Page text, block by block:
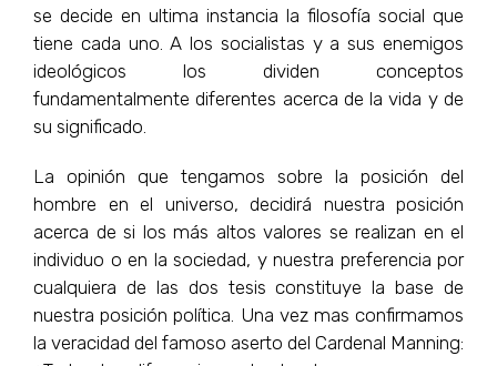
se decide en ultima instancia la filosofía social que
tiene cada uno. A los socialistas y a sus enemigos
ideológicos los dividen conceptos
fundamentalmente diferentes acerca de la vida y de
su significado.
La opinión que tengamos sobre la posición del
hombre en el universo, decidirá nuestra posición
acerca de si los más altos valores se realizan en el
individuo o en la sociedad, y nuestra preferencia por
cualquiera de las dos tesis constituye la base de
nuestra posición política. Una vez mas confirmamos
la veracidad del famoso aserto del Cardenal Manning: